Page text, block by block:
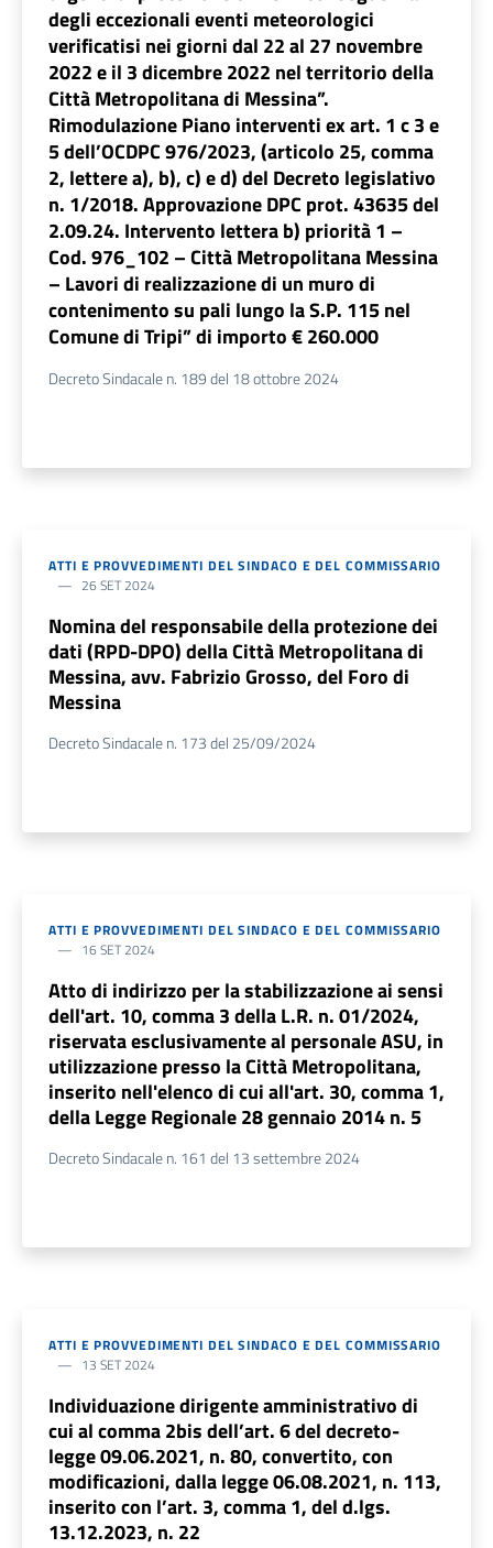
degli eccezionali eventi meteorologici
verificatisi nei giorni dal 22 al 27 novembre
2022 e il 3 dicembre 2022 nel territorio della
Città Metropolitana di Messina”.
Rimodulazione Piano interventi ex art. 1 c 3 e
5 dell’OCDPC 976/2023, (articolo 25, comma
2, lettere a), b), c) e d) del Decreto legislativo
n. 1/2018. Approvazione DPC prot. 43635 del
2.09.24. Intervento lettera b) priorità 1 –
Cod. 976_102 – Città Metropolitana Messina
– Lavori di realizzazione di un muro di
contenimento su pali lungo la S.P. 115 nel
Comune di Tripi” di importo € 260.000
Decreto Sindacale n. 189 del 18 ottobre 2024
ATTI E PROVVEDIMENTI DEL SINDACO E DEL COMMISSARIO
26 SET 2024
Nomina del responsabile della protezione dei
dati (RPD-DPO) della Città Metropolitana di
Messina, avv. Fabrizio Grosso, del Foro di
Messina
Decreto Sindacale n. 173 del 25/09/2024
ATTI E PROVVEDIMENTI DEL SINDACO E DEL COMMISSARIO
16 SET 2024
Atto di indirizzo per la stabilizzazione ai sensi
dell'art. 10, comma 3 della L.R. n. 01/2024,
riservata esclusivamente al personale ASU, in
utilizzazione presso la Città Metropolitana,
inserito nell'elenco di cui all'art. 30, comma 1,
della Legge Regionale 28 gennaio 2014 n. 5
Decreto Sindacale n. 161 del 13 settembre 2024
ATTI E PROVVEDIMENTI DEL SINDACO E DEL COMMISSARIO
13 SET 2024
Individuazione dirigente amministrativo di
cui al comma 2bis dell’art. 6 del decreto-
legge 09.06.2021, n. 80, convertito, con
modificazioni, dalla legge 06.08.2021, n. 113,
inserito con l’art. 3, comma 1, del d.lgs.
13.12.2023, n. 22